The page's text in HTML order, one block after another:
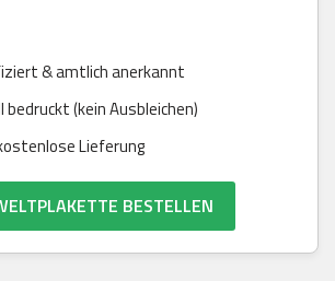
& amtlich anerkannt
bedruckt (kein Ausbleichen)
Lieferung
BESTELLEN